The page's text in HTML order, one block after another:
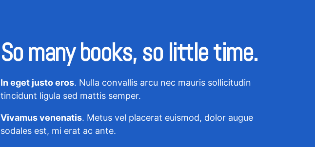
So many books, so little time.
In eget justo eros. Nulla convallis arcu nec mauris sollicitudin
tincidunt ligula sed mattis semper.
Vivamus venenatis. Metus vel placerat euismod, dolor augue
sodales est, mi erat ac ante.